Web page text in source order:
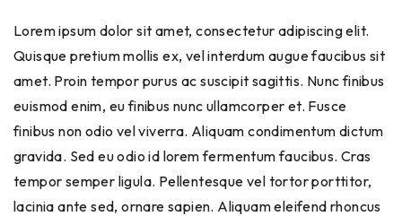
Lorem ipsum dolor sit amet, consectetur adipiscing elit.
Quisque pretium mollis ex, vel interdum augue faucibus sit
amet. Proin tempor purus ac suscipit sagittis. Nunc finibus
euismod enim, eu finibus nunc ullamcorper et. Fusce
finibus non odio vel viverra. Aliquam condimentum dictum
gravida. Sed eu odio id lorem fermentum faucibus. Cras
tempor semper ligula. Pellentesque vel tortor porttitor,
lacinia ante sed, ornare sapien. Aliquam eleifend rhoncus